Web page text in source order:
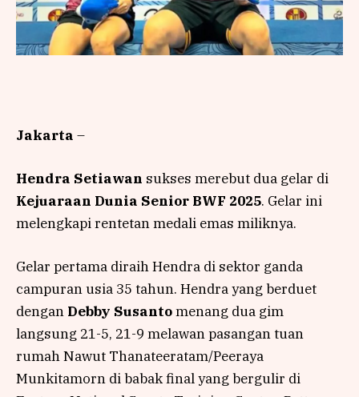
Jakarta –
Hendra Setiawan sukses merebut dua gelar di
Kejuaraan Dunia Senior BWF 2025. Gelar ini
melengkapi rentetan medali emas miliknya.
Gelar pertama diraih Hendra di sektor ganda
campuran usia 35 tahun. Hendra yang berduet
dengan Debby Susantomenang dua gim
langsung 21-5, 21-9 melawan pasangan tuan
rumah Nawut Thanateeratam/Peeraya
Munkitamorn di babak final yang bergulir di